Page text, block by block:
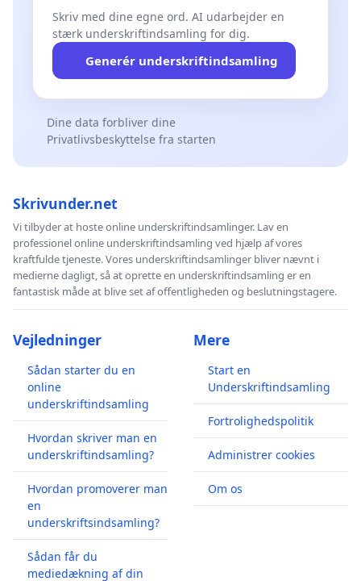
Skriv med dine egne ord. AI udarbejder en
stærk underskriftindsamling for dig.
Generér underskriftindsamling
Dine data forbliver dine
Privatlivsbeskyttelse fra starten
Skrivunder.net
Vi tilbyder at hoste online underskriftindsamlinger. Lav en
professionel online underskriftindsamling ved hjælp af vores
kraftfulde tjeneste. Vores underskriftindsamlinger bliver nævnt i
medierne dagligt, så at oprette en underskriftindsamling er en
fantastisk måde at blive set af offentligheden og beslutningstagere.
Vejledninger
Sådan starter du en
online
underskriftindsamling
Hvordan skriver man en
underskriftindsamling?
Hvordan promoverer man
en
underskriftsindsamling?
Sådan får du
mediedækning af din
Mere
Start en
Underskriftindsamling
Fortrolighedspolitik
Administrer cookies
Om os